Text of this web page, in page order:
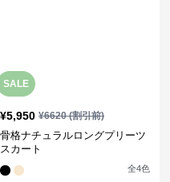
SALE
¥5,950 ¥6620(割引前)
骨格ナチュラルロングプリーツ
スカート
全4色